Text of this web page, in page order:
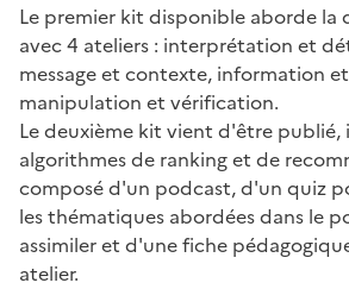
Le premier kit disponible aborde la
avec 4 ateliers : interprétation et
message et contexte, information
manipulation et vérification.
Le deuxième kit vient d'être publié,
algorithmes de ranking et de
composé d'un podcast, d'un quiz
les thématiques abordées dans le
assimiler et d'une fiche
atelier.